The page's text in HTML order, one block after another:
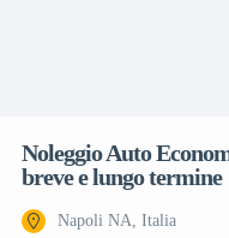
Noleggio Auto
breve e lungo termine
Napoli NA, Italia